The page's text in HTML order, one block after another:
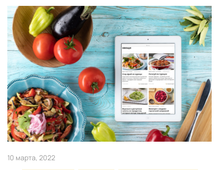
10 марта, 2022